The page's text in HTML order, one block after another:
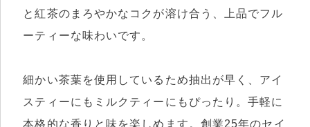
と紅茶のまろやかなコクが溶け合う、上品でフル
ーティーな味わいです。
細かい茶葉を使用しているため抽出が早く、アイ
スティーにもミルクティーにもぴったり。手軽に
本格的な香りと味を楽しめます。創業25年のセイ